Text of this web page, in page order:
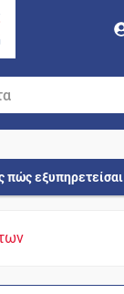
πώς εξυπηρετείσαι